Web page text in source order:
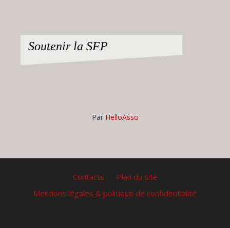
Soutenir la SFP
Par HelloAsso
Contacts
Plan du site
Mentions légales & politique de confidentialité